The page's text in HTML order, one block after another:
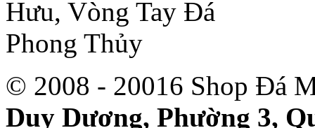
© 2008 - 20016 Shop Đá
Duy Dương, Phường 3,